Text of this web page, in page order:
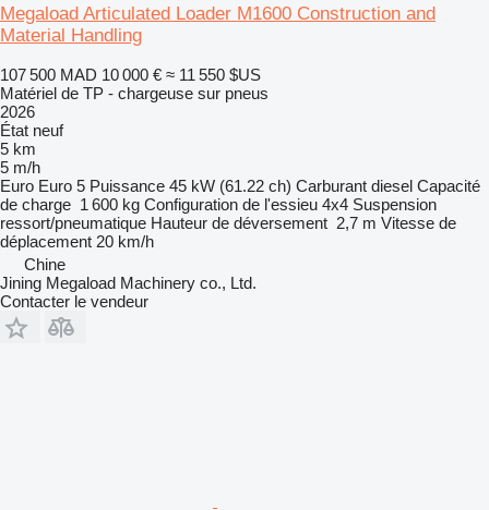
Megaload Articulated Loader M1600 Construction and
Material Handling
107 500 MAD 10 000 € ≈ 11 550 $US
Matériel de TP - chargeuse sur pneus
2026
État neuf
5 km
5 m/h
Euro Euro 5 Puissance 45 kW (61.22 ch) Carburant diesel Capacité
de charge 1 600 kg Configuration de l'essieu 4x4 Suspension
ressort/pneumatique Hauteur de déversement 2,7 m Vitesse de
déplacement 20 km/h
Chine
Jining Megaload Machinery co., Ltd.
Contacter le vendeur